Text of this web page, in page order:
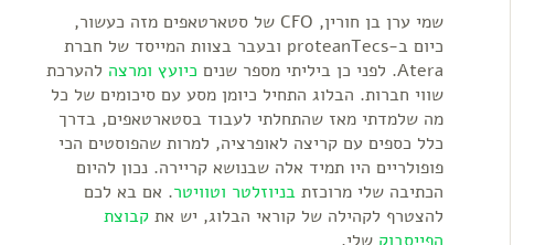
שמי ערן בן חורין, CFO של סטארטאפים מזה כעשור,
כיום ב-proteanTecs ובעבר בצוות המייסד של חברת
Atera. לפני כן ביליתי מספר שנים
כיועץ ומרצה להערכת
שווי חברות. הבלוג התחיל כיומן מסע עם סיכומים של כל
מה שלמדתי מאז שהתחלתי לעבוד בסטארטאפים, בדרך
כלל כספים עם קריצה לאופרציה, למרות שהפוסטים הכי
פופולריים היו תמיד אלה שבנושא קריירה. נכון להיום
הכתיבה שלי מרוכזת בניוזלטר וטוויטר. אם בא לכם
להצטרף לקהילה של קוראי הבלוג, יש את קבוצת